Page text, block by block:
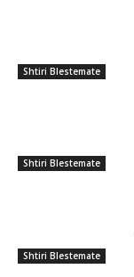
Shtiri Blestemate
Shtiri Blestemate
Shtiri Blestemate